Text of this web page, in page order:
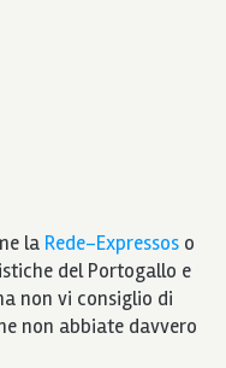
la Rede-Expressos o
del Portogallo e
non vi consiglio di
non abbiate davvero